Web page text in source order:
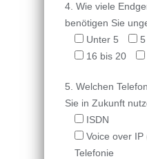
4. Wie viele
benötigen Sie
Unter 5
16 bis 20
5. Welchen
Sie in Zukunft
ISDN
Voice over IP
Telefonie